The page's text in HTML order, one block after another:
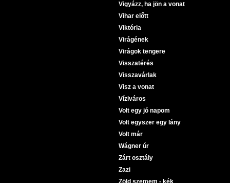
Vigyázz, ha jön a vonat
Vihar előtt
Viktória
Virágének
Virágok tengere
Visszatérés
Visszavárlak
Visz a vonat
Víziváros
Volt egy jó napom
Volt egyszer egy lány
Volt már
Wágner úr
Zárt osztály
Zazi
Zöld szemem - kék